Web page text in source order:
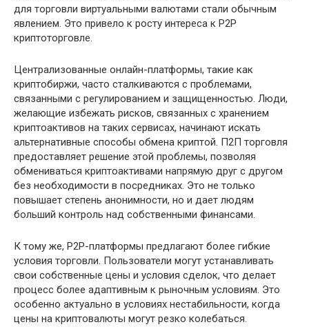
для торговли виртуальными валютами стали обычным
явлением. Это привело к росту интереса к P2P
криптоторговле.
Централизованные онлайн-платформы, такие как
криптобиржи, часто сталкиваются с проблемами,
связанными с регулированием и защищенностью. Люди,
желающие избежать рисков, связанных с хранением
криптоактивов на таких сервисах, начинают искать
альтернативные способы обмена криптой. П2П торговля
предоставляет решение этой проблемы, позволяя
обмениваться криптоактивами напрямую друг с другом
без необходимости в посредниках. Это не только
повышает степень анонимности, но и дает людям
больший контроль над собственными финансами.
К тому же, P2P-платформы предлагают более гибкие
условия торговли. Пользователи могут устанавливать
свои собственные цены и условия сделок, что делает
процесс более адаптивным к рыночным условиям. Это
особенно актуально в условиях нестабильности, когда
цены на криптовалюты могут резко колебаться.